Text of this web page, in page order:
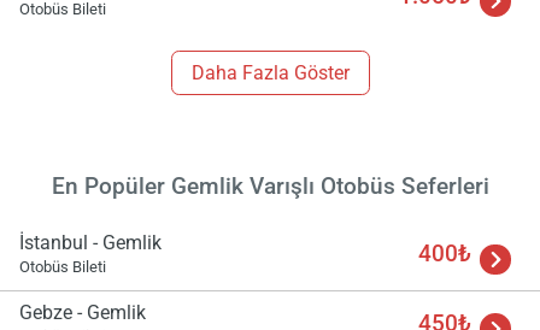
Otobüs Bileti
Daha Fazla Göster
En Popüler Gemlik Varışlı Otobüs Seferleri
İstanbul - Gemlik
Otobüs Bileti 400₺
Gebze - Gemlik 450₺